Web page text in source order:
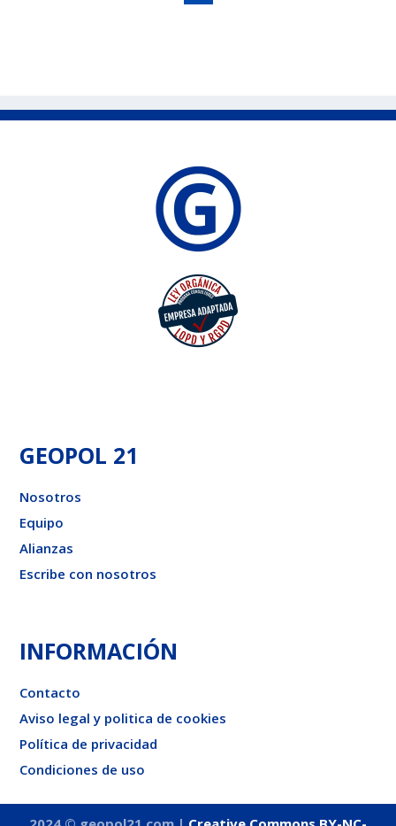
GEOPOL 21
Nosotros
Equipo
Alianzas
Escribe con nosotros
INFORMACIÓN
Contacto
Aviso legal y politica de cookies
Política de privacidad
Condiciones de uso